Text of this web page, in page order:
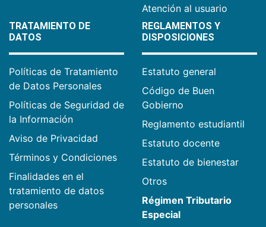
Atención al usuario
TRATAMIENTO DE
DATOS
Políticas de Tratamiento
de Datos Personales
Políticas de Seguridad de
la Información
Aviso de Privacidad
Términos y Condiciones
Finalidades en el
tratamiento de datos
personales
REGLAMENTOS Y
DISPOSICIONES
Estatuto general
Código de Buen
Gobierno
Reglamento estudiantil
Estatuto docente
Estatuto de bienestar
Otros
Régimen Tributario
Especial